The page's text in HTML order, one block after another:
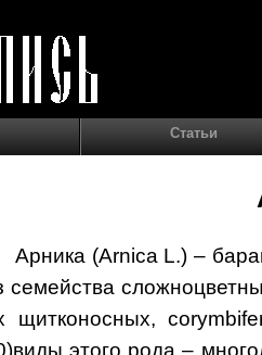
Статьи
Арника (Arnica L.) –
семейства
щитконосных,
этого рода –